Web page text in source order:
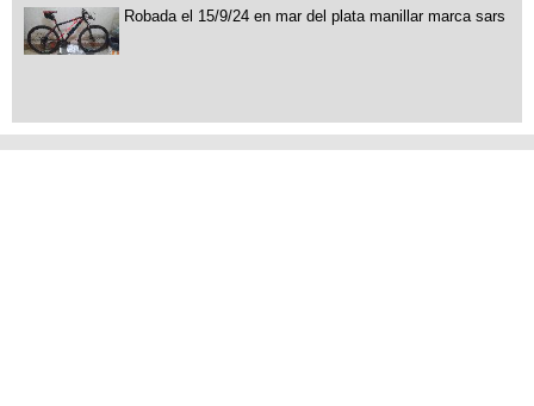
Robada el 15/9/24 en mar del plata manillar marca sars